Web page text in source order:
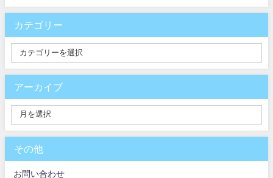
カテゴリー
アーカイブ
その他
お問い合わせ